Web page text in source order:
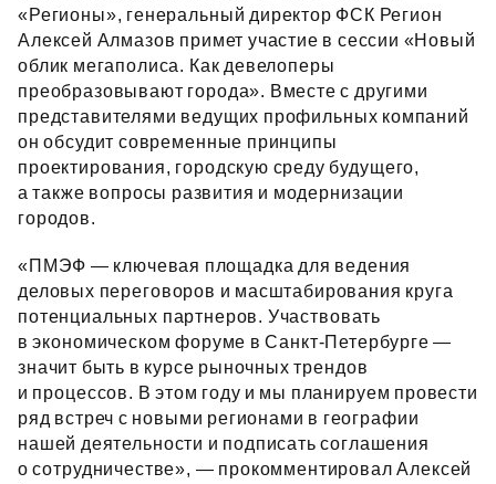
«Регионы», генеральный директор ФСК Регион
Алексей Алмазов примет участие в сессии «Новый
облик мегаполиса. Как девелоперы
преобразовывают города». Вместе с другими
представителями ведущих профильных компаний
он обсудит современные принципы
проектирования, городскую среду будущего,
а также вопросы развития и модернизации
городов.
«ПМЭФ — ключевая площадка для ведения
деловых переговоров и масштабирования круга
потенциальных партнеров. Участвовать
в экономическом форуме в Санкт‑Петербурге —
значит быть в курсе рыночных трендов
и процессов. В этом году и мы планируем провести
ряд встреч с новыми регионами в географии
нашей деятельности и подписать соглашения
о сотрудничестве», — прокомментировал Алексей